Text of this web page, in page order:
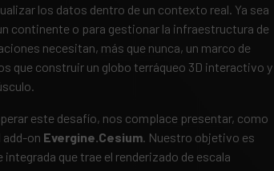
los datos dentro de un contexto real. Ya sea
continente o para gestionar la infraestructura de
necesitan, más que nunca, un marco de
que construir un globo terráqueo 3D interactivo y
este desafío, nos complace presentar, como
add-on Evergine.Cesium. Nuestro objetivo es
que trae el renderizado de escala